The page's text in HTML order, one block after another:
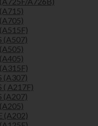
(A507)
(A307)
( A217F)
(A207)
(A202)